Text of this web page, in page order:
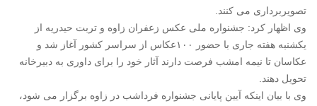
تصویربرداری می کنند.
وی اظهار کرد: جشنواره ملی عکس زعفران زاوه و تربت حیدریه از
یکشنبه هفته جاری با حضور ۱۰۰عکاس از سراسر کشور آغاز شد و
عکاسان تا نیمه امشب فرصت دارند آثار خود را برای داوری به دبیرخانه
تحویل دهند.
وی با بیان اینکه آیین پایانی جشنواره فرداشب در زاوه برگزار می شود،